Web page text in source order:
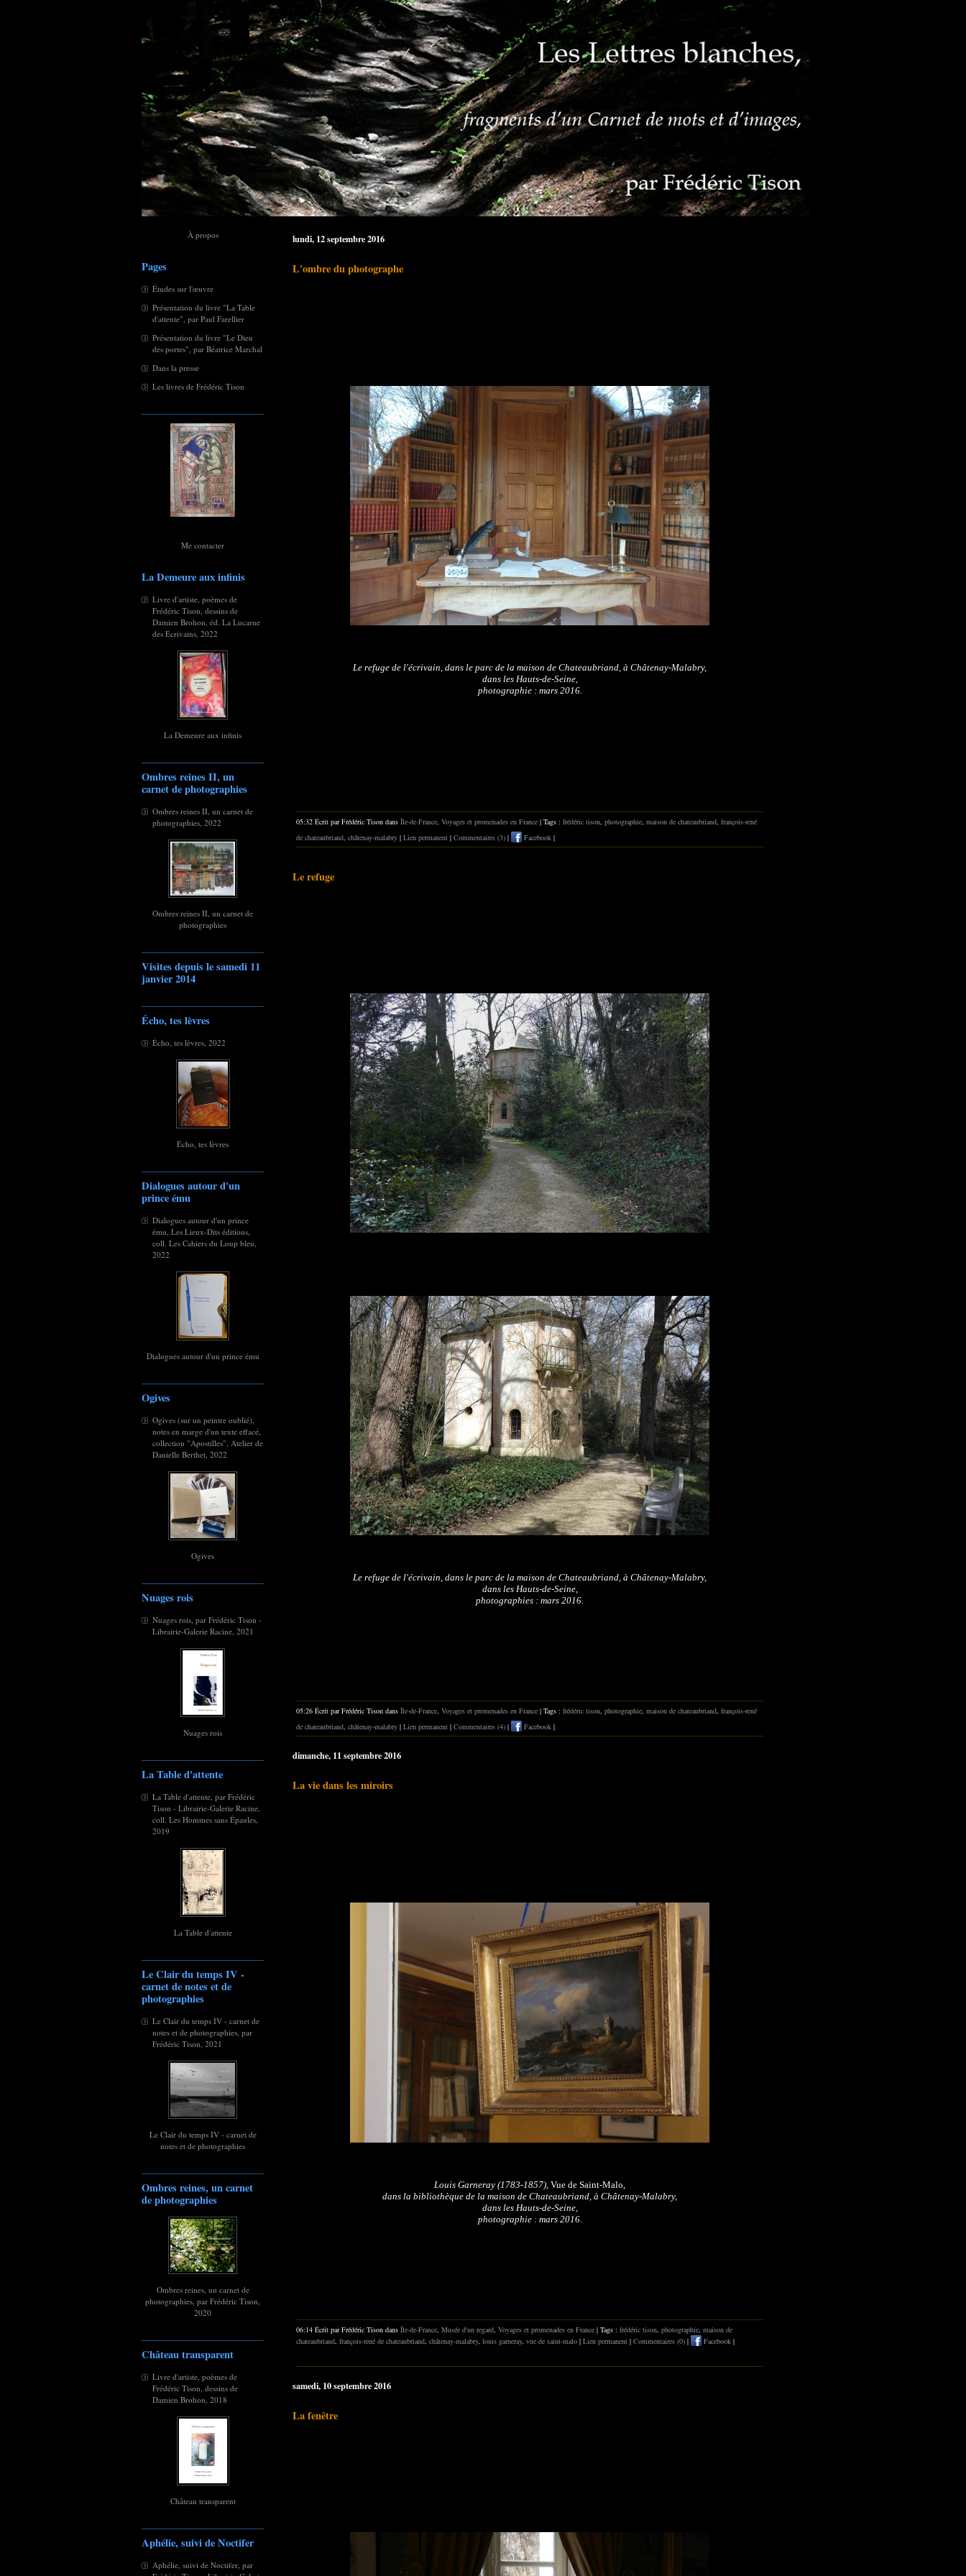
À propos
Pages
Études sur l'œuvre
Présentation du livre "La Table
d'attente", par Paul Farellier
Présentation du livre "Le Dieu
des portes", par Béatrice Marchal
Dans la presse
Les livres de Frédéric Tison
Me contacter
La Demeure aux infinis
Livre d'artiste, poèmes de
Frédéric Tison, dessins de
Damien Brohon, éd. La Lucarne
des Écrivains, 2022
La Demeure aux infinis
Ombres reines II, un
carnet de photographies
Ombres reines II, un carnet de
photographies, 2022
Ombres reines II, un carnet de
photographies
Visites depuis le samedi 11
janvier 2014
Écho, tes lèvres
Écho, tes lèvres, 2022
Écho, tes lèvres
Dialogues autour d'un
prince ému
Dialogues autour d'un prince
ému, Les Lieux-Dits éditions,
coll. Les Cahiers du Loup bleu,
2022
Dialogues autour d'un prince ému
Ogives
Ogives (sur un peintre oublié),
notes en marge d'un texte effacé,
collection "Apostilles", Atelier de
Danielle Berthet, 2022
Ogives
Nuages rois
Nuages rois, par Frédéric Tison -
Librairie-Galerie Racine, 2021
Nuages rois
La Table d'attente
La Table d'attente, par Frédéric
Tison - Librairie-Galerie Racine,
coll. Les Hommes sans Épaules,
2019
La Table d'attente
Le Clair du temps IV -
carnet de notes et de
photographies
Le Clair du temps IV - carnet de
notes et de photographies, par
Frédéric Tison, 2021
Le Clair du temps IV - carnet de
notes et de photographies
Ombres reines, un carnet
de photographies
Ombres reines, un carnet de
photographies, par Frédéric Tison,
2020
Château transparent
Livre d'artiste, poèmes de
Frédéric Tison, dessins de
Damien Brohon, 2018
Château transparent
Aphélie, suivi de Noctifer
Aphélie, suivi de Noctifer, par
lundi, 12 septembre 2016
L'ombre du photographe
Le refuge de l'écrivain, dans le parc de la maison de Chateaubriand, à Châtenay-Malabry,
dans les Hauts-de-Seine,
photographie : mars 2016.
05:32 Écrit par Frédéric Tison dans Île-de-France Voyages et promenades en France | Tags : frédéric tison photographie maison de chateaubriand françois-rené
de chateaubriand châtenay-malabry | Lien permanent | Commentaires (3) | Facebook |
Le refuge
Le refuge de l'écrivain, dans le parc de la maison de Chateaubriand, à Châtenay-Malabry,
dans les Hauts-de-Seine,
photographies : mars 2016.
05:26 Écrit par Frédéric Tison dans Île-de-France, Voyages et promenades en France | Tags : frédéric tison, photographie, maison de chateaubriand, françois-rené
de chateaubriand, châtenay-malabry | Lien permanent | Commentaires (4) | Facebook |
dimanche, 11 septembre 2016
La vie dans les miroirs
Louis Garneray (1783-1857), Vue de Saint-Malo
dans la bibliothèque de la maison de Chateaubriand, à Châtenay-Malabry,
dans les Hauts-de-Seine,
photographie : mars 2016.
06:14 Écrit par Frédéric Tison dans Île-de-France Musée d'un regard Voyages et promenades en France | Tags : frédéric tison photographie maison de
chateaubriand françois-rené de chateaubriand châtenay-malabry, louis garneray, vue de saint-malo | Lien permanent | Commentaires (0) | Facebook |
samedi, 10 septembre 2016
La fenêtre